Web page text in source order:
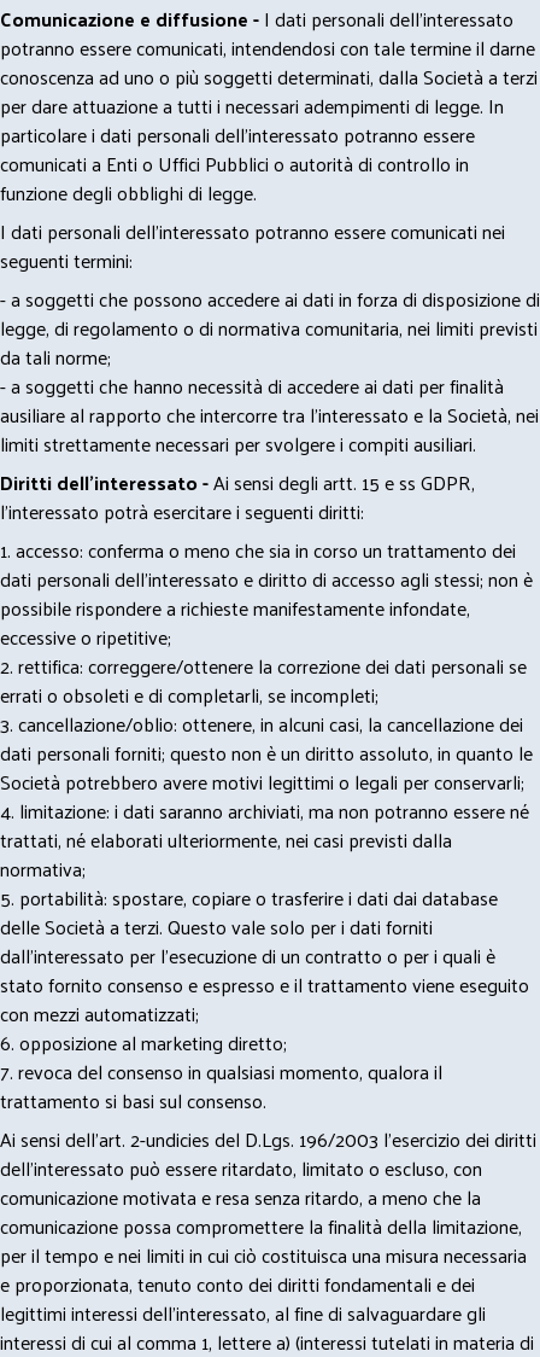
Comunicazione e diffusione -I dati personali dell’interessato
potranno essere comunicati, intendendosi con tale termine il darne
conoscenza ad uno o più soggetti determinati, dalla Società a terzi
per dare attuazione a tutti i necessari adempimenti di legge. In
particolare i dati personali dell’interessato potranno essere
comunicati a Enti o Uffici Pubblici o autorità di controllo in
funzione degli obblighi di legge.
I dati personali dell’interessato potranno essere comunicati nei
seguenti termini:
- a soggetti che possono accedere ai dati in forza di disposizione di
legge, di regolamento o di normativa comunitaria, nei limiti previsti
da tali norme;
- a soggetti che hanno necessità di accedere ai dati per finalità
ausiliare al rapporto che intercorre tra l’interessato e la Società, nei
limiti strettamente necessari per svolgere i compiti ausiliari.
Diritti dell’interessato -Ai sensi degli artt. 15 e ss GDPR,
l’interessato potrà esercitare i seguenti diritti:
1. accesso: conferma o meno che sia in corso un trattamento dei
dati personali dell’interessato e diritto di accesso agli stessi; non è
possibile rispondere a richieste manifestamente infondate,
eccessive o ripetitive;
2. rettifica: correggere/ottenere la correzione dei dati personali se
errati o obsoleti e di completarli, se incompleti;
3. cancellazione/oblio: ottenere, in alcuni casi, la cancellazione dei
dati personali forniti; questo non è un diritto assoluto, in quanto le
Società potrebbero avere motivi legittimi o legali per conservarli;
4. limitazione: i dati saranno archiviati, ma non potranno essere né
trattati, né elaborati ulteriormente, nei casi previsti dalla
normativa;
5. portabilità: spostare, copiare o trasferire i dati dai database
delle Società a terzi. Questo vale solo per i dati forniti
dall’interessato per l’esecuzione di un contratto o per i quali è
stato fornito consenso e espresso e il trattamento viene eseguito
con mezzi automatizzati;
6. opposizione al marketing diretto;
7. revoca del consenso in qualsiasi momento, qualora il
trattamento si basi sul consenso.
Ai sensi dell’art. 2-undicies del D.Lgs. 196/2003 l’esercizio dei diritti
dell’interessato può essere ritardato, limitato o escluso, con
comunicazione motivata e resa senza ritardo, a meno che la
comunicazione possa compromettere la finalità della limitazione,
per il tempo e nei limiti in cui ciò costituisca una misura necessaria
e proporzionata, tenuto conto dei diritti fondamentali e dei
legittimi interessi dell’interessato, al fine di salvaguardare gli
interessi di cui al comma 1, lettere a) (interessi tutelati in materia di